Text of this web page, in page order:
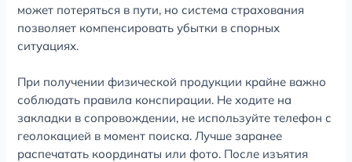
может потеряться в пути, но система страхования
позволяет компенсировать убытки в спорных
ситуациях.
При получении физической продукции крайне важно
соблюдать правила конспирации. Не ходите на
закладки в сопровождении, не используйте телефон с
геолокацией в момент поиска. Лучше заранее
распечатать координаты или фото. После изъятия